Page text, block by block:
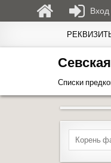
Списки
Search for:
Вход